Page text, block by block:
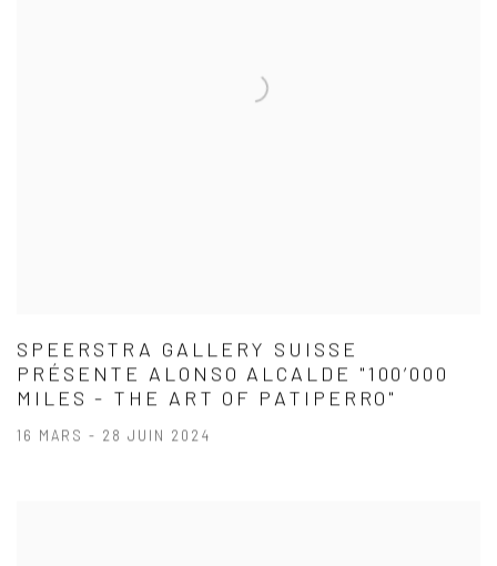
SPEERSTRA GALLERY SUISSE
PRÉSENTE ALONSO ALCALDE "100’000
MILES - THE ART OF PATIPERRO"
16 MARS - 28 JUIN 2024